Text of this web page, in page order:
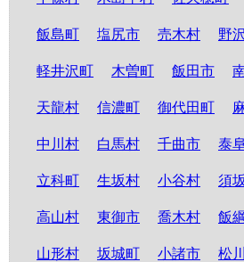
飯島町 塩尻市 売木村 野
軽井沢町 木曽町 飯田市
天龍村 信濃町 御代田町
中川村 白馬村 千曲市 泰
立科町 生坂村 小谷村 須
高山村 東御市 喬木村 飯
山形村 坂城町 小諸市 松